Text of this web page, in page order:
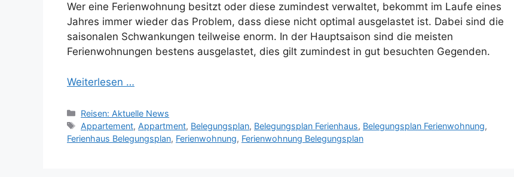
Wer eine Ferienwohnung besitzt oder diese zumindest verwaltet, bekommt im Laufe eines
Jahres immer wieder das Problem, dass diese nicht optimal ausgelastet ist. Dabei sind die
saisonalen Schwankungen teilweise enorm. In der Hauptsaison sind die meisten
Ferienwohnungen bestens ausgelastet, dies gilt zumindest in gut besuchten Gegenden.
Weiterlesen …
Kategorien
Reisen: Aktuelle News
Schlagwörter
Appartement, Appartment, Belegungsplan, Belegungsplan Ferienhaus, Belegungsplan Ferienwohnung,
Ferienhaus Belegungsplan, Ferienwohnung, Ferienwohnung Belegungsplan